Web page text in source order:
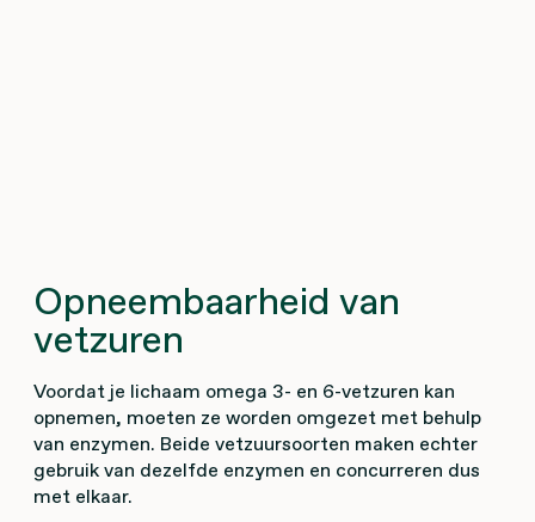
Opneembaarheid van
vetzuren
Voordat je lichaam omega 3- en 6-vetzuren kan
opnemen, moeten ze worden omgezet met behulp
van enzymen. Beide vetzuursoorten maken echter
gebruik van dezelfde enzymen en concurreren dus
met elkaar.